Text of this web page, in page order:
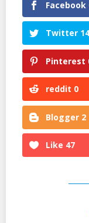
Facebook
Twitter 14
Pinterest
reddit 0
Blogger 2
Like 47